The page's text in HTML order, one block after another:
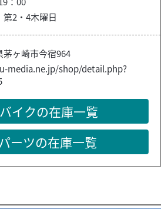
第2・4木曜日
茅ヶ崎市今宿964
media.ne.jp/shop/detail.php?
バイクの在庫一覧
ーツの在庫一覧